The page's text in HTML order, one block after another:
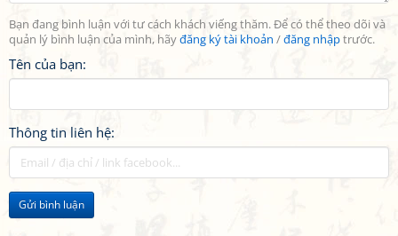
Bạn đang bình luận với tư cách khách viếng thăm. Để có thể theo dõi và
quản lý bình luận của mình, hãyđăng ký tài khoản /đăng nhậptrước.
Tên của bạn:
Thông tin liên hệ:
Gửi bình luận